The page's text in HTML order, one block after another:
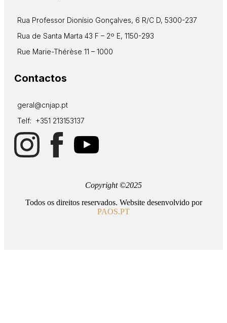
Rua Professor Dionísio Gonçalves, 6 R/C D, 5300-237
Rua de Santa Marta 43 F – 2º E, 1150-293
Rue Marie-Thérèse 11 – 1000
Contactos
geral@cnjap.pt
Telf: +351 213153137
Copyright ©2025
Todos os direitos reservados. Website desenvolvido por
PAOS.PT